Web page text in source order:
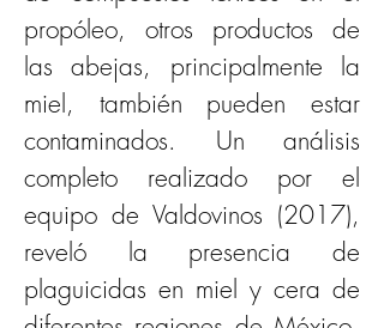
propóleo, otros productos de
las abejas, principalmente la
miel, también pueden estar
contaminados. Un análisis
completo realizado por el
equipo de Valdovinos (2017),
reveló la presencia de
plaguicidas en miel y cera de